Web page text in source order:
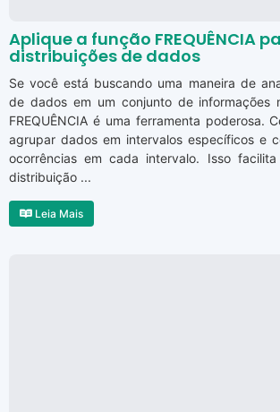
Aplique a função FREQUÊNCIA
distribuições de dados
Se você está buscando uma maneira de
de dados em um conjunto de informações
FREQUÊNCIA é uma ferramenta poderosa.
agrupar dados em intervalos específicos e
ocorrências em cada intervalo. Isso
distribuição ...
Leia Mais